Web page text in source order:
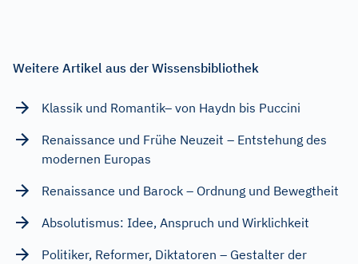
Weitere Artikel aus der Wissensbibliothek
Klassik und Romantik– von Haydn bis Puccini
Renaissance und Frühe Neuzeit – Entstehung des
modernen Europas
Renaissance und Barock – Ordnung und Bewegtheit
Absolutismus: Idee, Anspruch und Wirklichkeit
Politiker, Reformer, Diktatoren – Gestalter der